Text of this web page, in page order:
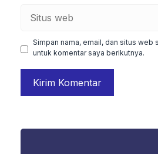
Simpan nama, email, dan situs web
untuk komentar saya berikutnya.